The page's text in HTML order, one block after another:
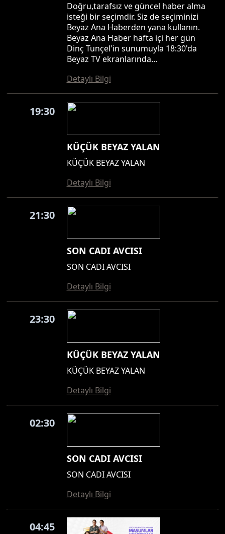
Doğru,tarafsız ve güncel haber alma
isteği bir seçimdir. Siz de seçiminizi
Beyaz Ana Haberden yana kullanın.
Beyaz Ana Haber hafta içi her gün
Dinç Tunçel'in sunumuyla 18:30'da
Beyaz TV ekranlarında...
Detaylı Bilgi
19:30
KÜÇÜK BEYAZ YALAN
KÜÇÜK BEYAZ YALAN
Detaylı Bilgi
21:30
SON CADI AVCISI
SON CADI AVCISI
Detaylı Bilgi
23:30
KÜÇÜK BEYAZ YALAN
KÜÇÜK BEYAZ YALAN
Detaylı Bilgi
02:30
SON CADI AVCISI
SON CADI AVCISI
Detaylı Bilgi
04:45